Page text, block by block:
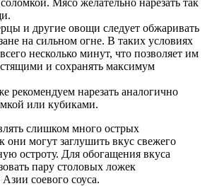
Мясо желательно нарезать так
и другие овощи следует обжаривать
на сильном огне. В таких условиях
несколько минут, что позволяет им
и сохранять максимум
рекомендуем нарезать аналогично
или кубиками.
слишком много острых
они могут заглушить вкус свежего
остроту. Для обогащения вкуса
пару столовых ложек
соевого соуса.